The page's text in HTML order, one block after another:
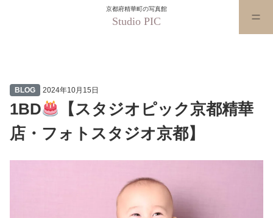
京都府精華町の写真館
Studio PIC
BLOG 2024年10月15日
1BD
【スタジオピック京都精華
店・フォトスタジオ京都】